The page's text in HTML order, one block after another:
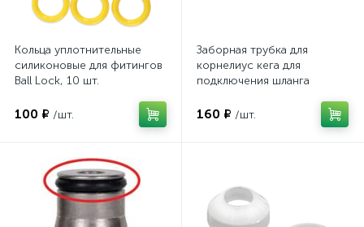
Кольца уплотнительные
силиконовые для фитингов
Ball Lock, 10 шт.
100 ₽ /шт.
Заборная трубка для
корнелиус кега для
подключения шланга
160 ₽ /шт.